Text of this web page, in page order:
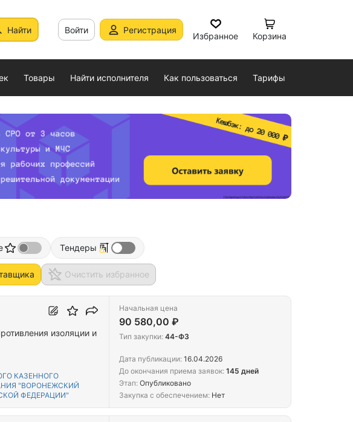
Найти Войти Регистрация
Избранное Корзина
Товары Найти исполнителя Как пользоваться Тарифы
Тендеры
Очистить избранное
изоляции и
КАЗЕННОГО
"ВОРОНЕЖСКИЙ
ФЕДЕРАЦИИ"
Начальная цена
90 580,00 ₽
Тип закупки: 44-ФЗ
Дата публикации: 16.04.2026
До окончания приема заявок: 145 дней
Этап: Опубликовано
Закупка с обеспечением: Нет